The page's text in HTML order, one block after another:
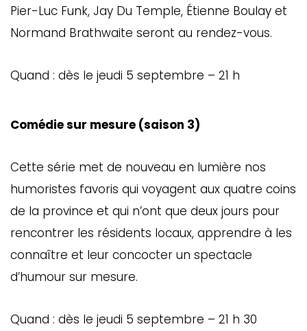
Pier-Luc Funk, Jay Du Temple, Étienne Boulay et
Normand Brathwaite seront au rendez-vous.
Quand : dès le jeudi 5 septembre – 21 h
Comédie sur mesure (saison 3)
Cette série met de nouveau en lumière nos
humoristes favoris qui voyagent aux quatre coins
de la province et qui n’ont que deux jours pour
rencontrer les résidents locaux, apprendre à les
connaître et leur concocter un spectacle
d’humour sur mesure.
Quand : dès le jeudi 5 septembre – 21 h 30